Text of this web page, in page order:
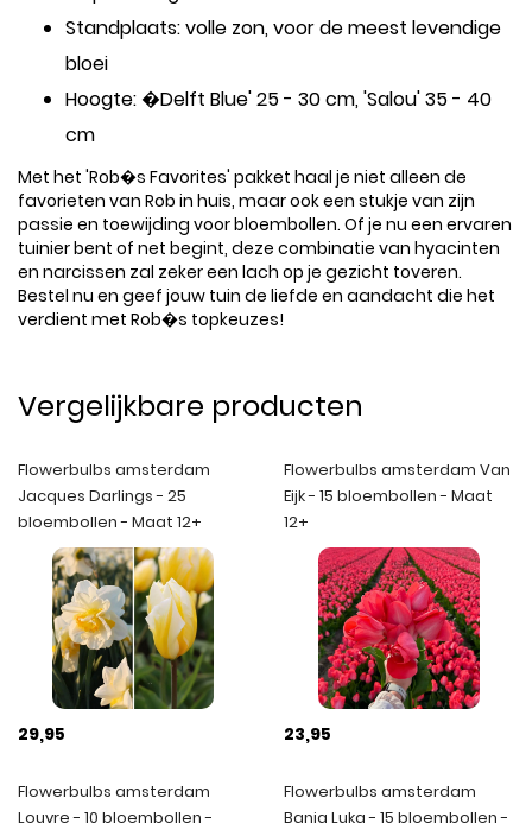
Standplaats: volle zon, voor de meest levendige
bloei
Hoogte: �Delft Blue' 25 - 30 cm, 'Salou' 35 - 40
cm
Met het 'Rob�s Favorites' pakket haal je niet alleen de
favorieten van Rob in huis, maar ook een stukje van zijn
passie en toewijding voor bloembollen. Of je nu een ervaren
tuinier bent of net begint, deze combinatie van hyacinten
en narcissen zal zeker een lach op je gezicht toveren.
Bestel nu en geef jouw tuin de liefde en aandacht die het
verdient met Rob�s topkeuzes!
Vergelijkbare producten
Flowerbulbs amsterdam
Jacques Darlings - 25
bloembollen - Maat 12+
29,95
Flowerbulbs amsterdam Van
Eijk - 15 bloembollen - Maat
12+
23,95
Flowerbulbs amsterdam
Louvre - 10 bloembollen -
Flowerbulbs amsterdam
Banja Luka - 15 bloembollen -